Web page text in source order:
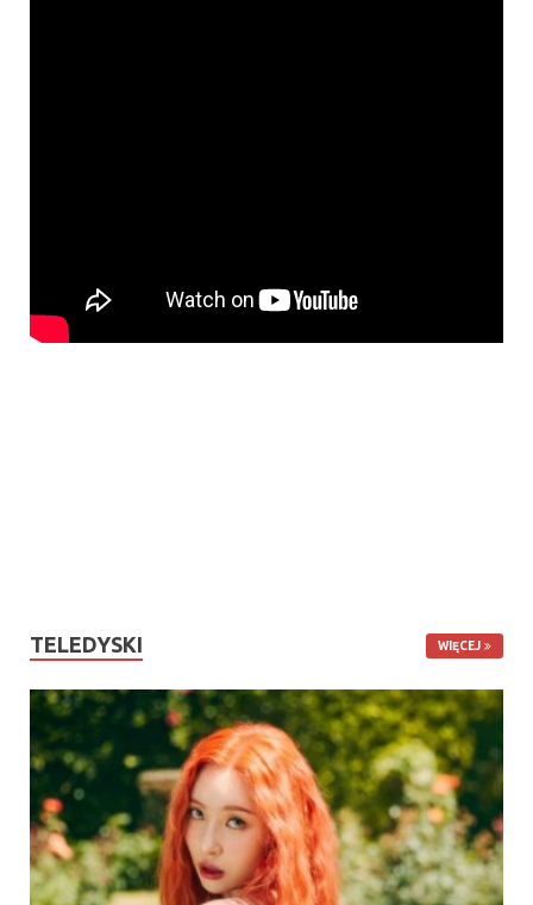
TELEDYSKI WIĘCEJ